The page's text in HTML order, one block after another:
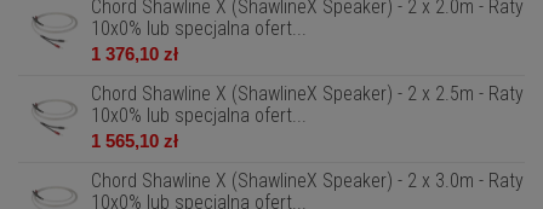
Chord Shawline X (ShawlineX Speaker) - 2 x 2.0m - Raty
10x0% lub specjalna ofert...
1 376,10 zł
Chord Shawline X (ShawlineX Speaker) - 2 x 2.5m - Raty
10x0% lub specjalna ofert...
1 565,10 zł
Chord Shawline X (ShawlineX Speaker) - 2 x 3.0m - Raty
10x0% lub specjalna ofert...